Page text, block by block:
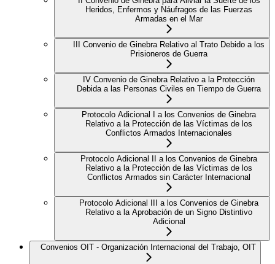
Heridos, Enfermos y Náufragos de las Fuerzas
Armadas en el Mar
III Convenio de Ginebra Relativo al Trato Debido a los
Prisioneros de Guerra
IV Convenio de Ginebra Relativo a la Protección
Debida a las Personas Civiles en Tiempo de Guerra
Protocolo Adicional I a los Convenios de Ginebra
Relativo a la Protección de las Víctimas de los
Conflictos Armados Internacionales
Protocolo Adicional II a los Convenios de Ginebra
Relativo a la Protección de las Víctimas de los
Conflictos Armados sin Carácter Internacional
Protocolo Adicional III a los Convenios de Ginebra
Relativo a la Aprobación de un Signo Distintivo
Adicional
Convenios OIT - Organización Internacional del Trabajo, OIT